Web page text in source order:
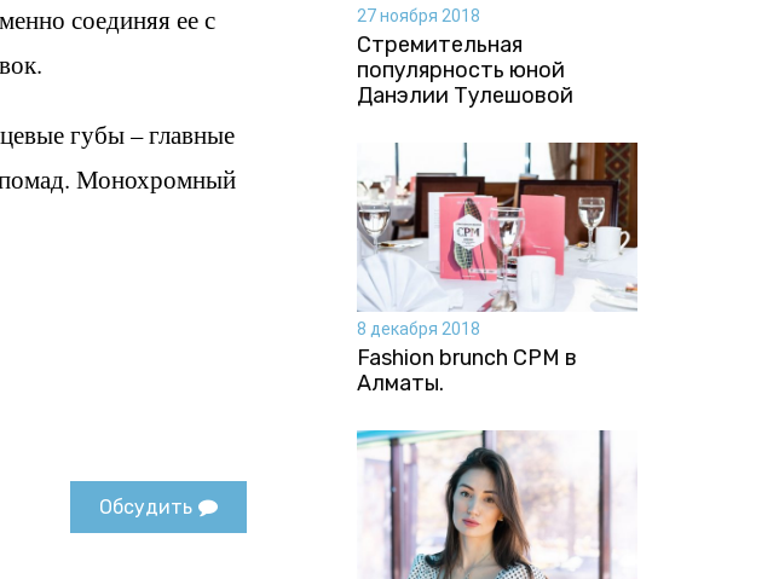
соединяя ее с
губы – главные
помад. Монохромный
Обсудить
27 ноября 2018
Стремительная
популярность юной
Данэлии Тулешовой
8 декабря 2018
Fashion brunch CPM в
Алматы.